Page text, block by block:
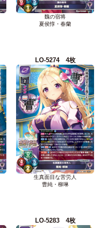
魏の宿将
夏侯惇・春蘭
LO-5274 4枚
生真面目な苦労人
曹純・柳琳
LO-5283 4枚